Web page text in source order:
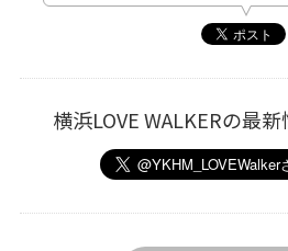
横浜LOVE WALKERの最